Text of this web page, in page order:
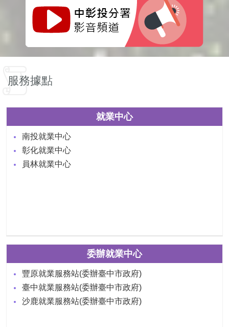
服務據點
就業中心
南投就業中心
彰化就業中心
員林就業中心
委辦就業中心
豐原就業服務站(委辦臺中市政府)
臺中就業服務站(委辦臺中市政府)
沙鹿就業服務站(委辦臺中市政府)